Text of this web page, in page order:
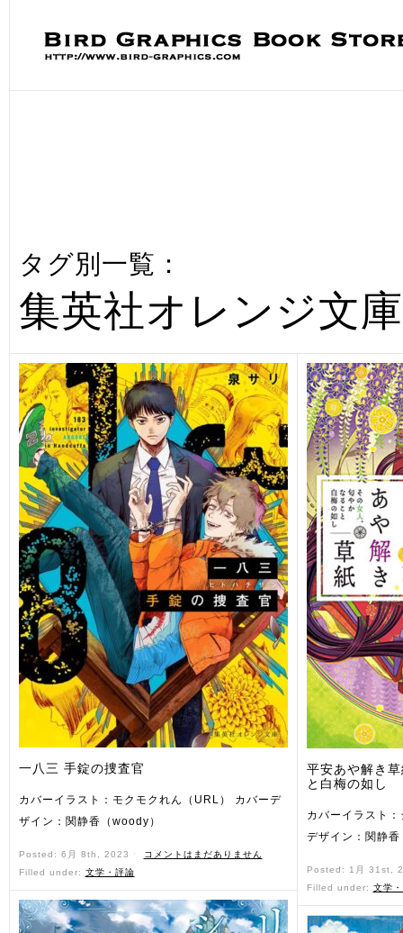
タグ別一覧：
集英社オレンジ文庫
一八三 手錠の捜査官
カバーイラスト：モクモクれん（URL） カバーデ
ザイン：関静香（woody）
Posted: 6月 8th, 2023 ˑ
コメントはまだありません
Filled under: 文学・評論
平安あや解き
と白梅の如し
カバーイラスト
デザイン：関静
Posted: 1月 31st,
Filled under: 文学